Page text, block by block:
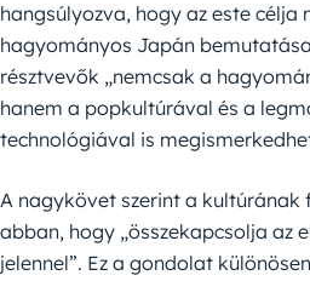
hangsúlyozva, hogy az este célja
hagyományos Japán
résztvevők „nemcsak a
hanem a popkultúrával és a
technológiával is
A nagykövet szerint a kultúrának
abban, hogy „összekapcsolja az
jelennel”. Ez a gondolat